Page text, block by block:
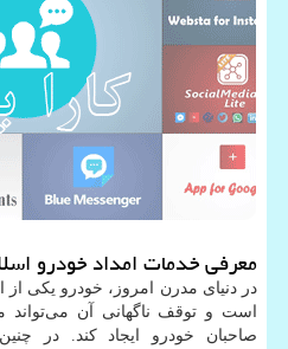
معرفی خدمات امداد خودرو
در دنیای مدرن امروز، خودرو یکی
است و توقف ناگهانی آن می‌تواند
صاحبان خودرو ایجاد کند. در